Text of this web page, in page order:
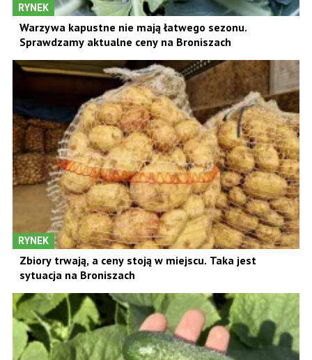
RYNEK
Warzywa kapustne nie mają łatwego sezonu.
Sprawdzamy aktualne ceny na Broniszach
RYNEK
Zbiory trwają, a ceny stoją w miejscu. Taka jest
sytuacja na Broniszach